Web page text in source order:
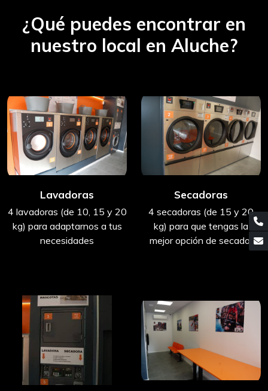
¿Qué puedes encontrar en
nuestro local en Aluche?
Lavadoras
4 lavadoras (de 10, 15 y 20
kg) para adaptarnos a tus
necesidades
Secadoras
4 secadoras (de 15 y 20
kg) para que tengas la
mejor opción de secado